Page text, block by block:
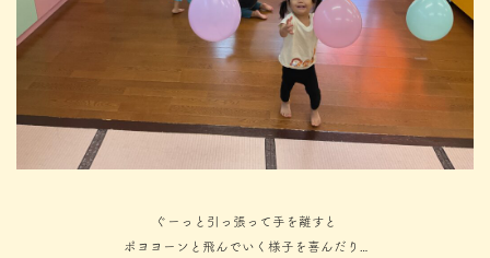
ぐーっと引っ張って手を離すと
ポヨヨーンと飛んでいく様子を喜んだり…